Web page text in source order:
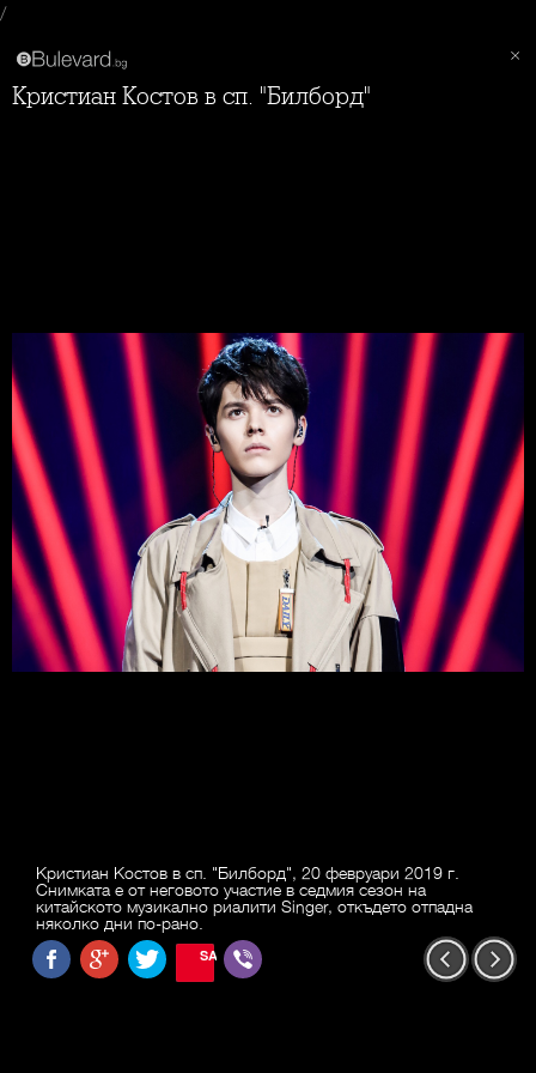
/
Кристиан Костов в сп. "Билборд"
Кристиан Костов в сп. "Билборд", 20 февруари 2019 г.
Снимката е от неговото участие в седмия сезон на
китайското музикално риалити Singer, откъдето отпадна
няколко дни по-рано.
SAVE